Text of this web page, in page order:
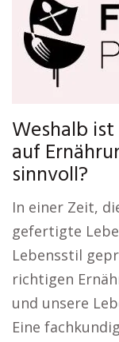
Weshalb
auf
sinnvoll?
In einer Zeit,
gefertigte
Lebensstil
richtigen
und unsere
Eine